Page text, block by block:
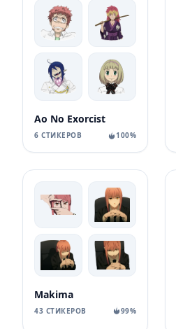
Ao No Exorcist
6 СТИКЕРОВ 100%
Makima
43 СТИКЕРОВ 99%